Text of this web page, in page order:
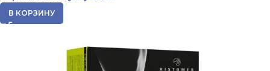
В КОРЗИНУ